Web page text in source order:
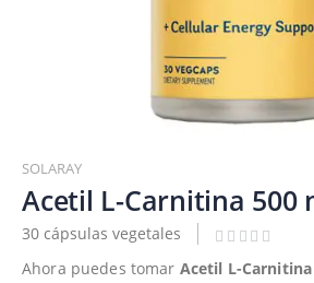
al
comienzo
de
la
galería
SOLARAY
Acetil L-Carnitina 500
30 cápsulas vegetales
Ahora puedes tomar Acetil L-